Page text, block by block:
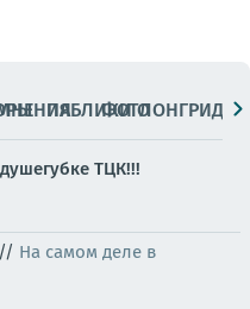
ПАБЛИКИ
ФОТОЛОНГРИДЫ
ТЦК!!!
// На самом деле в